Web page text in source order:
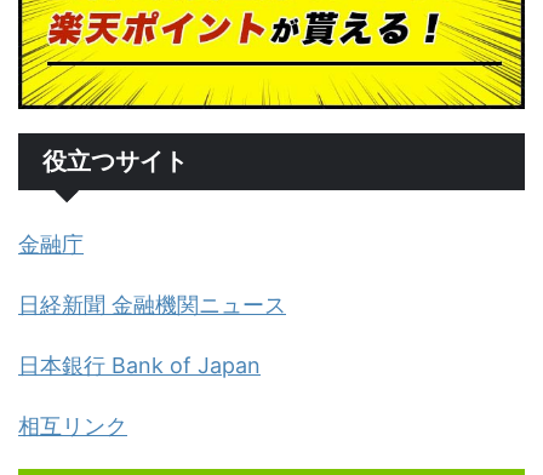
役立つサイト
金融庁
日経新聞 金融機関ニュース
日本銀行 Bank of Japan
相互リンク